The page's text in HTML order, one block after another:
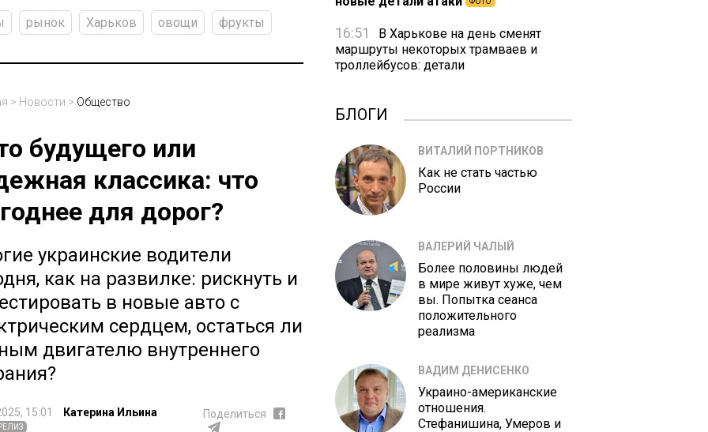
рынок Харьков овощи фрукты
> Новости > Общество
будущего или
классика: что
для дорог?
украинские водители
как на развилке: рискнуть и
в новые авто с
сердцем, остаться ли
двигателю внутреннего
15:01 Катерина Ильина Поделиться
16:51
В Харькове на день сменят
маршруты некоторых трамваев и
троллейбусов: детали
БЛОГИ
ВИТАЛИЙ ПОРТНИКОВ
Как не стать частью
России
ВАЛЕРИЙ ЧАЛЫЙ
Более половины людей
в мире живут хуже, чем
вы. Попытка сеанса
положительного
реализма
ВАДИМ ДЕНИСЕНКО
Украино-американские
отношения.
Стефанишина, Умеров и